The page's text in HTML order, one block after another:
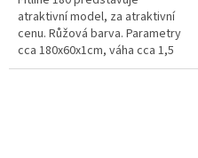
atraktivní model, za atraktivní
cenu. Růžová barva. Parametry
cca 180x60x1cm, váha cca 1,5
kg.